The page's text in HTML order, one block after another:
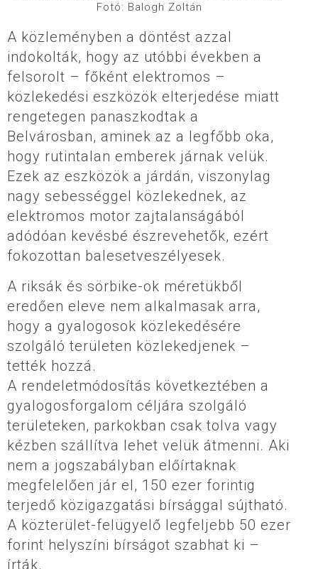
Fotó: Balogh Zoltán
A közleményben a döntést azzal
indokolták, hogy az utóbbi években a
felsorolt – főként elektromos –
közlekedési eszközök elterjedése miatt
rengetegen panaszkodtak a
Belvárosban, aminek az a legfőbb oka,
hogy rutintalan emberek járnak velük.
Ezek az eszközök a járdán, viszonylag
nagy sebességgel közlekednek, az
elektromos motor zajtalanságából
adódóan kevésbé észrevehetők, ezért
fokozottan balesetveszélyesek.
A riksák és sörbike-ok méretükből
eredően eleve nem alkalmasak arra,
hogy a gyalogosok közlekedésére
szolgáló területen közlekedjenek –
tették hozzá.
A rendeletmódosítás következtében a
gyalogosforgalom céljára szolgáló
területeken, parkokban csak tolva vagy
kézben szállítva lehet velük átmenni. Aki
nem a jogszabályban előírtaknak
megfelelően jár el, 150 ezer forintig
terjedő közigazgatási bírsággal sújtható.
A közterület-felügyelő legfeljebb 50 ezer
forint helyszíni bírságot szabhat ki –
írták.